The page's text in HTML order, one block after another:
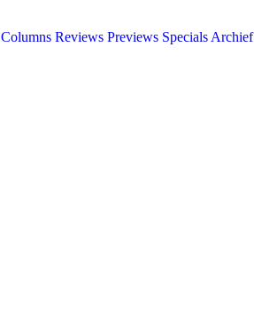
Columns Reviews Previews Specials Archief